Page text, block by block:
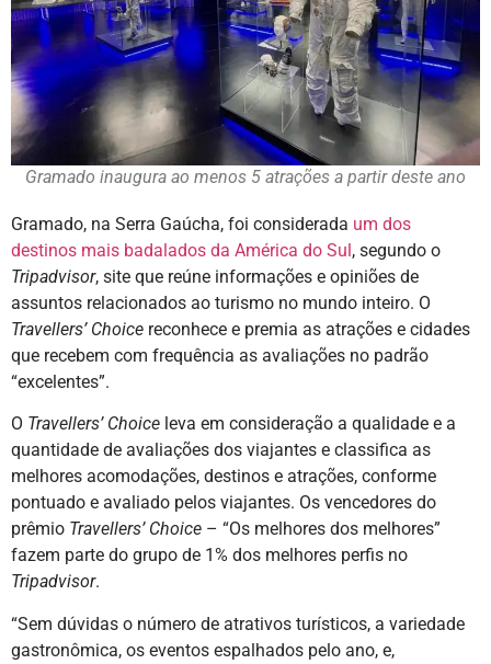
Gramado inaugura ao menos 5 atrações a partir deste ano
Gramado, na Serra Gaúcha, foi considerada um dos
destinos mais badalados da América do Sul, segundo o
Tripadvisor, site que reúne informações e opiniões de
assuntos relacionados ao turismo no mundo inteiro. O
Travellers’ Choice reconhece e premia as atrações e cidades
que recebem com frequência as avaliações no padrão
“excelentes”.
O Travellers’ Choice leva em consideração a qualidade e a
quantidade de avaliações dos viajantes e classifica as
melhores acomodações, destinos e atrações, conforme
pontuado e avaliado pelos viajantes. Os vencedores do
prêmio Travellers’ Choice – “Os melhores dos melhores”
fazem parte do grupo de 1% dos melhores perfis no
Tripadvisor.
“Sem dúvidas o número de atrativos turísticos, a variedade
gastronômica, os eventos espalhados pelo ano, e,